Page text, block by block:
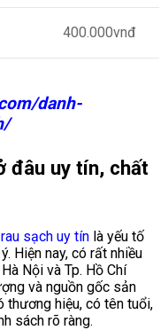
400.000vnđ
danh-
đâu uy tín, chất
sạch uy tín là yếu tố
Hiện nay, có rất nhiều
Nội và Tp. Hồ Chí
và nguồn gốc sản
thương hiệu, có tên tuổi,
sách rõ ràng.